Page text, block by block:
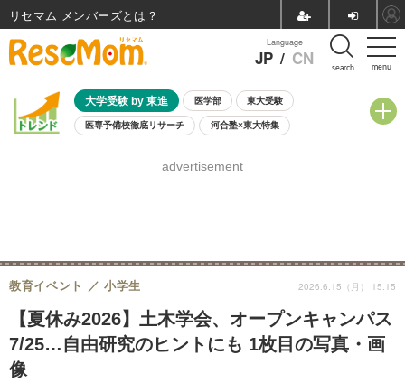
menu
Language
JP / CN search
大学受験 by 東進 医学部 東大受験
医専予備校徹底リサーチ 河合塾×東大特集
8月開催学校説明会・相談会
advertisement
【夏休み2026】土木学会、オープンキャンパス
7/25…自由研究のヒントにも 1枚目の写真・画
像
教育イベント 小学生 2026.6.15（月） 15:15
リセマム メンバーズ